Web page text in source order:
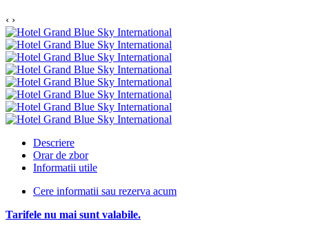
‹ ›
Descriere
Orar de zbor
Informatii utile
Cere informatii sau rezerva acum
Tarifele nu mai sunt valabile.